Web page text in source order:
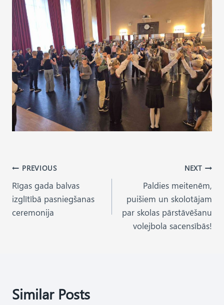
Post
navigation
PREVIOUS
Rīgas gada balvas
izglītībā pasniegšanas
ceremonija
NEXT
Paldies meitenēm,
puišiem un skolotājam
par skolas pārstāvēšanu
volejbola sacensībās!
Similar Posts